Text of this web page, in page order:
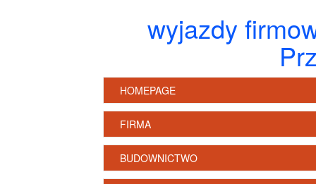
wyjazdy
HOMEPAGE
FIRMA
BUDOWNICTWO